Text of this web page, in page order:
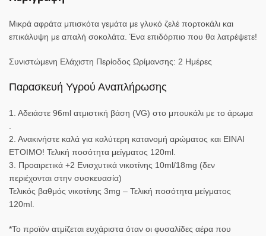
Μικρά αφράτα μπισκότα γεμάτα με γλυκό ζελέ πορτοκάλι και
επικάλυψη με απαλή σοκολάτα. Ένα επιδόρπιο που θα λατρέψετε!
Συνιστώμενη Ελάχιστη Περίοδος Ωρίμανσης: 2 Ημέρες
Παρασκευή Υγρού Αναπλήρωσης
1. Αδειάστε 96ml ατμιστική βάση (VG) στο μπουκάλι με το άρωμα
2. Ανακινήστε καλά για καλύτερη κατανομή αρώματος και ΕΙΝΑΙ
ΕΤΟΙΜΟ! Τελική ποσότητα μείγματος 120ml.
3. Προαιρετικά +2 Ενισχυτικά νικοτίνης 10ml/18mg (δεν
περιέχονται στην συσκευασία)
Τελικός βαθμός νικοτίνης 3mg – Τελική ποσότητα μείγματος
120ml.
*Το προϊόν ατμίζεται ευχάριστα όταν οι φυσαλίδες αέρα που